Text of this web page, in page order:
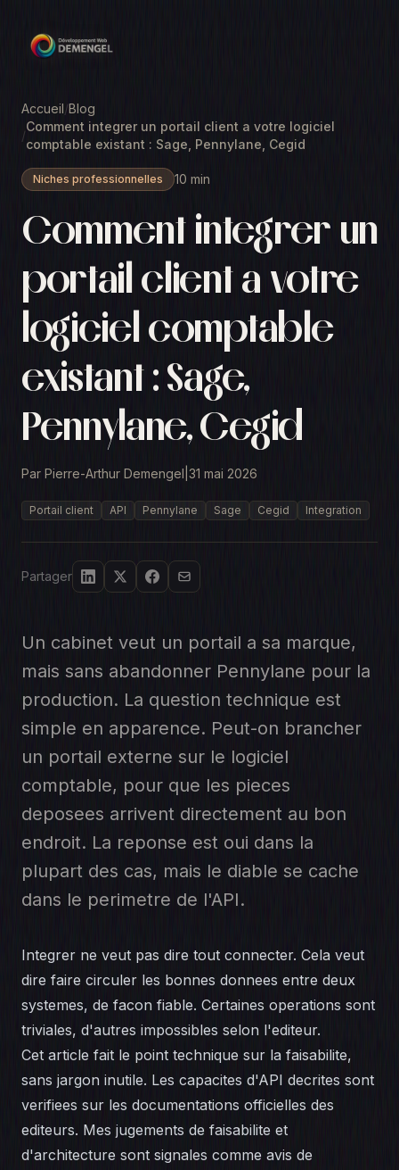
Accueil/Blog
/
Comment integrer un portail client a votre logiciel
comptable existant : Sage, Pennylane, Cegid
Niches professionnelles 10 min
Comment integrer un
portail client a votre
logiciel comptable
existant : Sage,
Pennylane, Cegid
Par Pierre-Arthur Demengel 31 mai 2026
Portail client API Pennylane Sage Cegid Integration
Partager
Un cabinet veut un portail a sa marque,
mais sans abandonner Pennylane pour la
production. La question technique est
simple en apparence. Peut-on brancher
un portail externe sur le logiciel
comptable, pour que les pieces
deposees arrivent directement au bon
endroit. La reponse est oui dans la
plupart des cas, mais le diable se cache
dans le perimetre de l'API.
Integrer ne veut pas dire tout connecter. Cela veut
dire faire circuler les bonnes donnees entre deux
systemes, de facon fiable. Certaines operations sont
triviales, d'autres impossibles selon l'editeur.
Cet article fait le point technique sur la faisabilite,
sans jargon inutile. Les capacites d'API decrites sont
verifiees sur les documentations officielles des
editeurs. Mes jugements de faisabilite et
d'architecture sont signales comme avis de